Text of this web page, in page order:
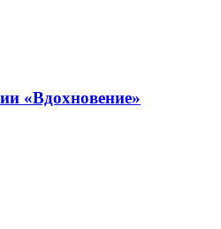
«Вдохновение»